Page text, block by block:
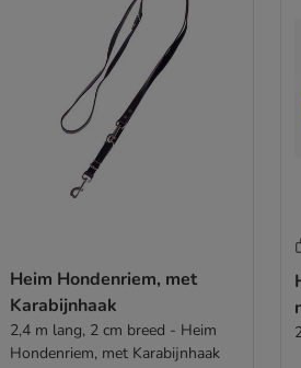
Heim Hondenriem, met
Karabijnhaak
2,4 m lang, 2 cm breed - Heim
Hondenriem, met Karabijnhaak